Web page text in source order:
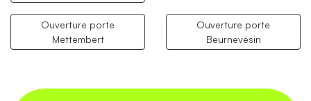
Ouverture porte
Mettembert
Ouverture porte
Beurnevésin